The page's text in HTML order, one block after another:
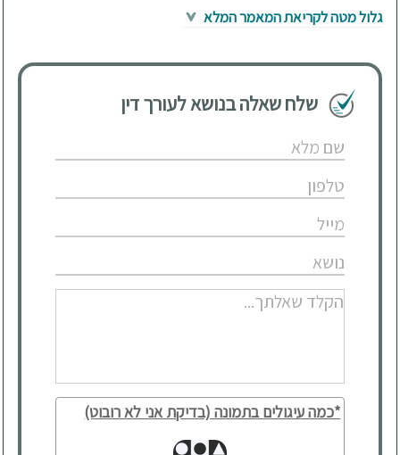
גלול מטה לקריאת המאמר המלא
שלח שאלה בנושא לעורך דין
*כמה עיגולים בתמונה (בדיקת אני לא רובוט)